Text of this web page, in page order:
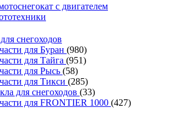
с двигателем
снегоходов
для Буран (980)
для Тайга (951)
для Рысь (58)
для Тикси (285)
для снегоходов (33)
для FRONTIER 1000 (427)